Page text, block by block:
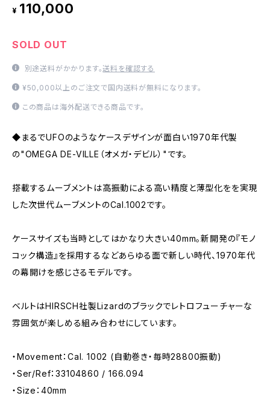
¥ 110,000
SOLD OUT
別途送料がかかります。送料を確認する
¥50,000以上のご注文で国内送料が無料になります。
この商品は海外配送できる商品です。
◆まるでUFOのようなケースデザインが面白い1970年代製
の"OMEGA DE-VILLE（オメガ・デビル）"です。
搭載するムーブメントは高振動による高い精度と薄型化をを実現
した次世代ムーブメントのCal.1002です。
ケースサイズも当時としてはかなり大きい40mm。新開発の『モノ
コック構造』を採用するなどあらゆる面で新しい時代、1970年代
の幕開けを感じさるモデルです。
ベルトはHIRSCH社製Lizardのブラックでレトロフューチャーな
雰囲気が楽しめる組み合わせにしています。
・Movement：Cal. 1002 (自動巻き・毎時28800振動)
・Ser/Ref：33104860 / 166.094
・Size：40mm